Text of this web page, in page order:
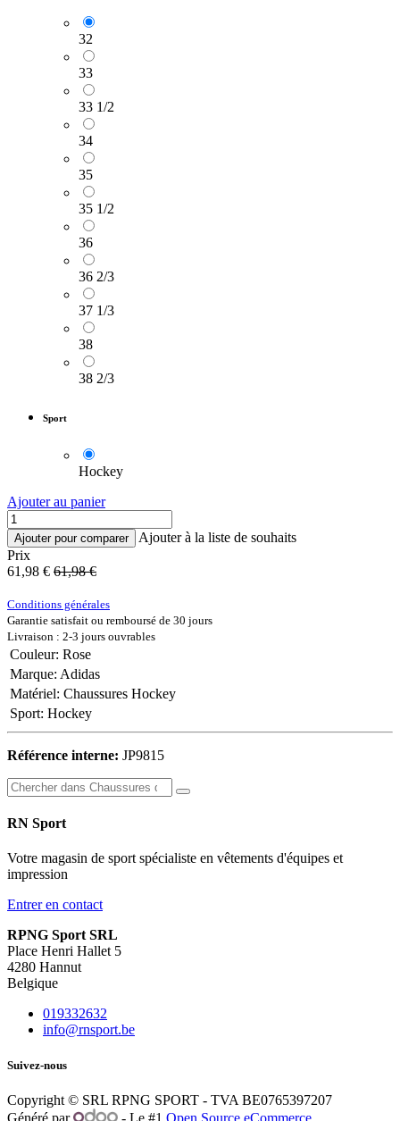
32
33
33 1/2
34
35
35 1/2
36
36 2/3
37 1/3
38
38 2/3
Sport
Hockey
Ajouter au panier
Ajouter pour comparer
Ajouter à la liste de souhaits
Prix
61,98 € 61,98€
Conditions générales
Garantie satisfait ou remboursé de 30 jours
Livraison : 2-3 jours ouvrables
Couleur: Rose
Marque: Adidas
Matériel: Chaussures Hockey
Sport: Hockey
Référence interne: JP9815
RN Sport
Votre magasin de sport spécialiste en vêtements d'équipes et
impression
Entrer en contact
RPNG Sport SRL
Place Henri Hallet 5
4280 Hannut
Belgique
019332632
info@rnsport.be
Suivez-nous
Copyright © SRL RPNG SPORT - TVA BE0765397207
Généré par
- Le #1 Open Source eCommerce